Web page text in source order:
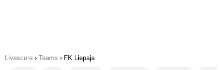
Livescore › Teams › FK Liepaja